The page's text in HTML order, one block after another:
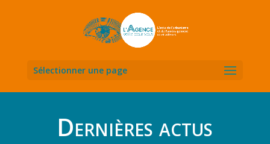
Sélectionner une page
Dernières actus